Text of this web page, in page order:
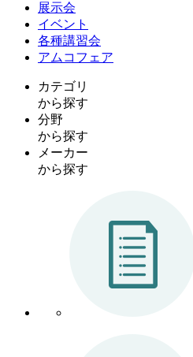
展示会
イベント
各種講習会
アムコフェア
カテゴリ
から探す
分野
から探す
メーカー
から探す